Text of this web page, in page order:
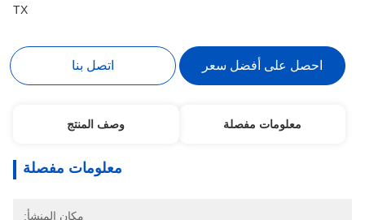
TX
احصل على أفضل سعر اتصل بنا
معلومات مفصلة وصف المنتج
معلومات مفصلة
مكان المنشأ: